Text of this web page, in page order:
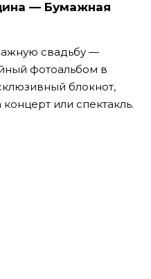
— Бумажная
свадьбу —
фотоальбом в
блокнот,
или спектакль.